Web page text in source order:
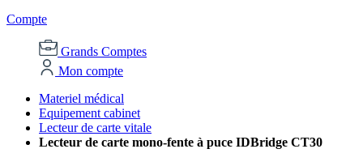
Compte
Grands Comptes
Mon compte
Materiel médical
Equipement cabinet
Lecteur de carte vitale
Lecteur de carte mono-fente à puce IDBridge CT30